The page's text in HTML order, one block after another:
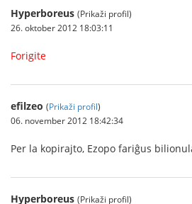
Hyperboreus (Prikaži profil)
26. oktober 2012 18:03:11
Forigite
efilzeo (Prikaži profil)
06. november 2012 18:42:34
Per la kopirajto, Ezopo fariĝus
Hyperboreus (Prikaži profil)